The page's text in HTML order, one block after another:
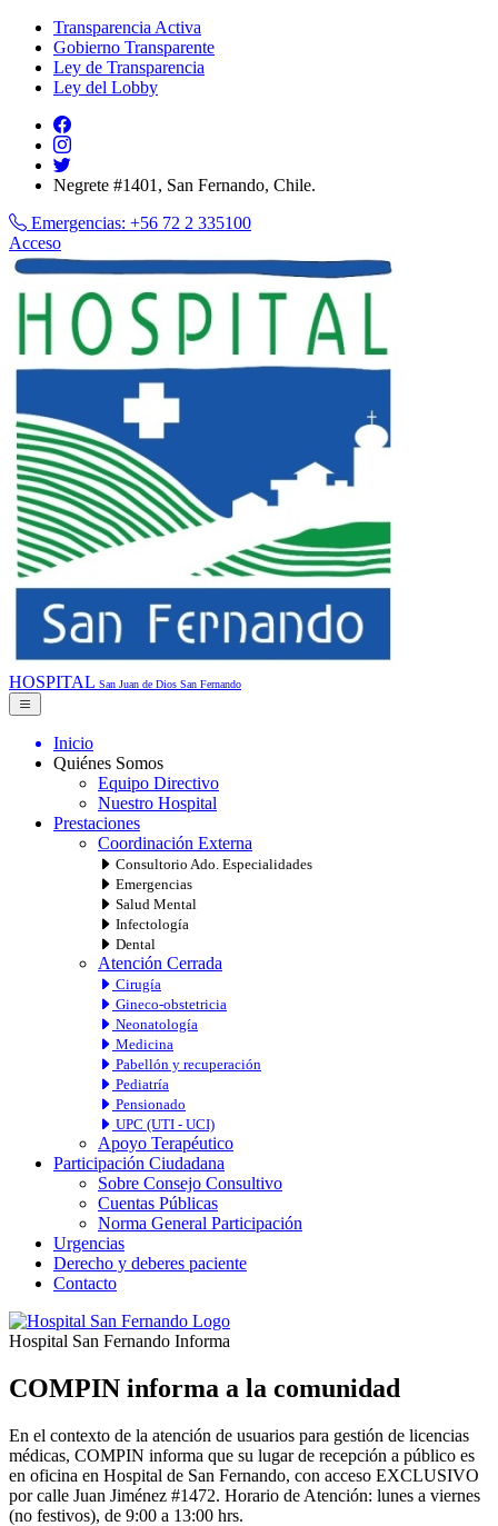
Transparencia Activa
Gobierno Transparente
Ley de Transparencia
Ley del Lobby
Negrete #1401, San Fernando, Chile.
Emergencias: +56 72 2 335100
Acceso
HOSPITAL San Juan de Dios San Fernando
Inicio
Quiénes Somos
Equipo Directivo
Nuestro Hospital
Prestaciones
Coordinación Externa
Consultorio Ado. Especialidades
Emergencias
Salud Mental
Infectología
Dental
Atención Cerrada
Cirugía
Gineco-obstetricia
Neonatología
Medicina
Pabellón y recuperación
Pediatría
Pensionado
UPC (UTI - UCI)
Apoyo Terapéutico
Participación Ciudadana
Sobre Consejo Consultivo
Cuentas Públicas
Norma General Participación
Urgencias
Derecho y deberes paciente
Contacto
Hospital San Fernando Informa
COMPIN informa a la comunidad
En el contexto de la atención de usuarios para gestión de licencias
médicas, COMPIN informa que su lugar de recepción a público es
en oficina en Hospital de San Fernando, con acceso EXCLUSIVO
por calle Juan Jiménez #1472. Horario de Atención: lunes a viernes
(no festivos), de 9:00 a 13:00 hrs.